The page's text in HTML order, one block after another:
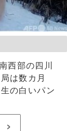
西部の四川
は数カ月
の白いパン
>